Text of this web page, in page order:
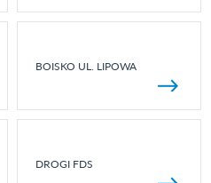
BOISKO UL. LIPOWA
DROGI FDS